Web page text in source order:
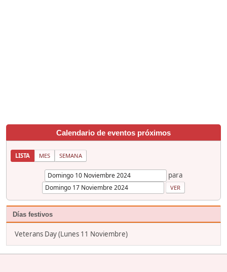
Calendario de eventos próximos
LISTA MES SEMANA
para
Días festivos
Veterans Day (Lunes 11 Noviembre)